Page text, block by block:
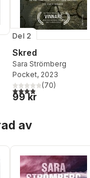
antal röster:
Del 2
Skred
Sara Strömberg
Pocket, 2023
3,9utav 5 stjärnor.
(70)
99 kr
av